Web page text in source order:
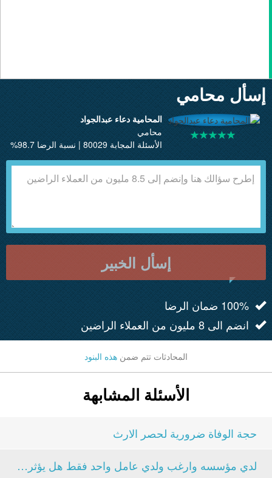
إسأل محامي
المحامية دعاء عبدالجواد
محامي
الأسئلة المجابة 80029 | نسبة الرضا 98.7%
إسأل الخبير
100% ضمان الرضا
انضم الى 8 مليون من العملاء الراضين
المحادثات تتم ضمن هذه البنود
الأسئلة المشابهة
حجة الوفاة ضرورية لحصر الارث
لدي مؤسسه وارغب ولدي عامل واحد فقط هل يؤثر على شطب...